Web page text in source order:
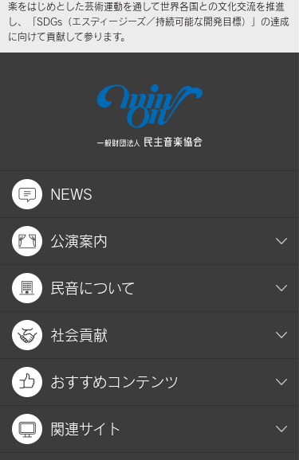
楽をはじめとした芸術運動を通して世界各国との文化交流を推進
し、「SDGs（エスディージーズ／持続可能な開発目標）」の達成
に向けて貢献して参ります。
NEWS
公演案内
民音について
社会貢献
おすすめコンテンツ
関連サイト